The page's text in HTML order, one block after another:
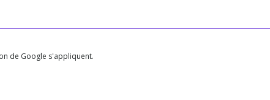
de Google s'appliquent.